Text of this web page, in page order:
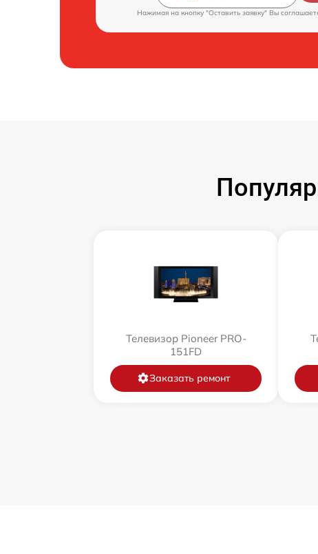
Нажимая на кнопку "Оставить заявку" Вы
Телевизор Pioneer PRO-
151FD
Заказать ремонт